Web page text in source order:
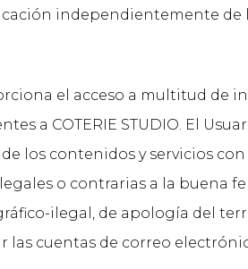
independientemente
el acceso a multitud de
a COTERIE STUDIO. El
los contenidos y servicios
o contrarias a la buena
ilegal, de apología del
las cuentas de correo